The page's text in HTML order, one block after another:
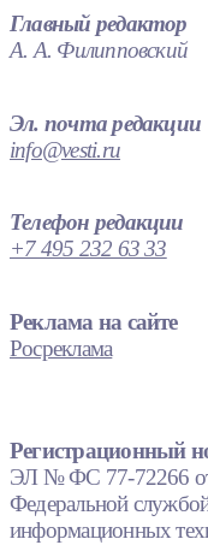
Главный редактор
А. А. Филипповский
Эл. почта редакции
info@vesti.ru
Телефон редакции
+7 495 232 63 33
Реклама на сайте
Росреклама
Регистрационный
ЭЛ № ФС 77-72266 от
Федеральной
информационных